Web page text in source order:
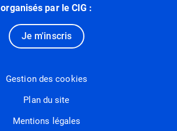
organisés par le CIG :
Je m'inscris
Gestion des cookies
Plan du site
Mentions légales